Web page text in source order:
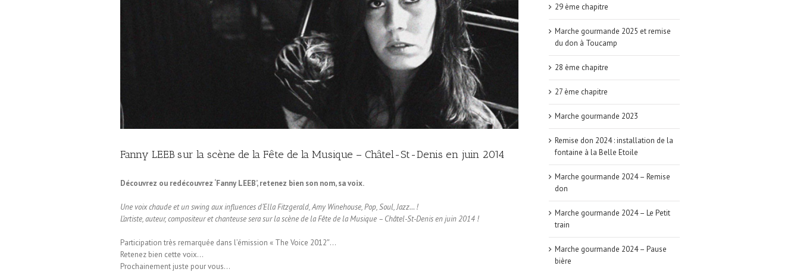
Fanny LEEB sur la scène de la Fête de la Musique – Châtel-St-Denis en juin 2014
Découvrez ou redécouvrez ‘Fanny LEEB’, retenez bien son nom, sa voix.
Une voix chaude et un swing aux influences d’Ella Fitzgerald, Amy Winehouse, Pop, Soul, Jazz… !
L’artiste, auteur, compositeur et chanteuse sera sur la scène de la Fête de la Musique – Châtel-St-Denis en juin 2014 !
Participation très remarquée dans l’émission « The Voice 2012″…
Retenez bien cette voix…
Prochainement juste pour vous…
29 ème chapitre
Marche gourmande 2025 et remise
du don à Toucamp
28 ème chapitre
27 ème chapitre
Marche gourmande 2023
Remise don 2024 : installation de la
fontaine à la Belle Etoile
Marche gourmande 2024 – Remise
don
Marche gourmande 2024 – Le Petit
train
Marche gourmande 2024 – Pause
bière